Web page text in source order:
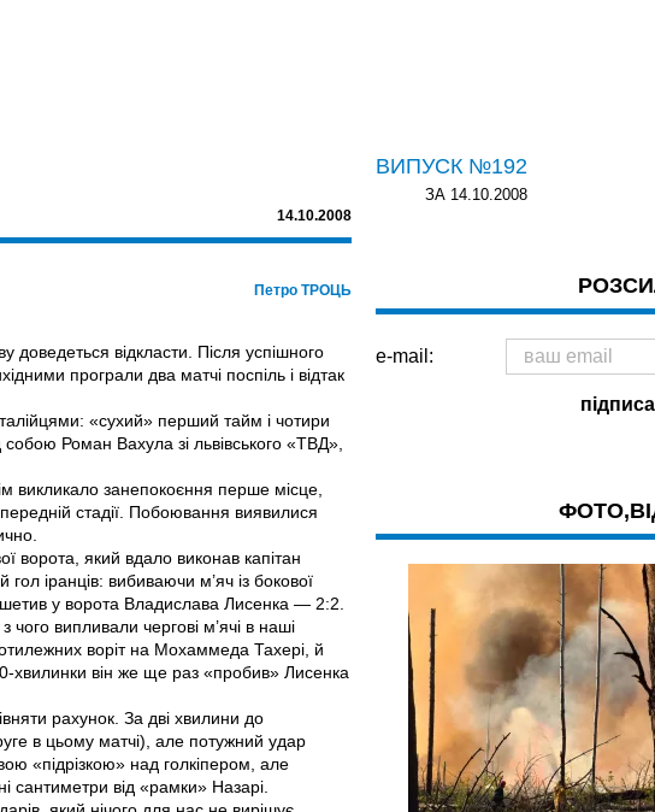
14.10.2008
Петро ТРОЦЬ
доведеться відкласти. Після успішного
програли два матчі поспіль і відтак
«сухий» перший тайм і чотири
Роман Вахула зі львівського «ТВД»,
викликало занепокоєння перше місце,
стадії. Побоювання виявилися
ворота, який вдало виконав капітан
іранців: вибиваючи м’яч із бокової
у ворота Владислава Лисенка — 2:2.
випливали чергові м’ячі в наші
воріт на Мохаммеда Тахері, й
хвилинки він же ще раз «пробив» Лисенка
рахунок. За дві хвилини до
в цьому матчі), але потужний удар
«підрізкою» над голкіпером, але
сантиметри від «рамки» Назарі.
ВИПУСК №192
ЗА 14.10.2008
e-mail: